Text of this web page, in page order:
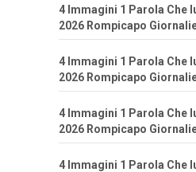
4 Immagini 1 Parola Che
2026 Rompicapo
4 Immagini 1 Parola Che
2026 Rompicapo
4 Immagini 1 Parola Che
2026 Rompicapo
4 Immagini 1 Parola Che